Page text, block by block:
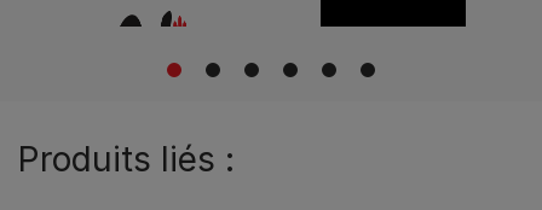
1 2 3 4 5 6
Produits liés :